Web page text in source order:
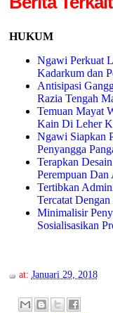
HUKUM
Ngawi Perkuat
Kadarkum dan
Antisipasi
Razia Tengah
Temuan Mayat
Kain Di Leher
Ngawi Siapkan
Penyangga
Terapkan
Perempuan Dan
Tertibkan
Tercatat
Minimalisir
Sosialisasikan
at: Januari 29, 2018